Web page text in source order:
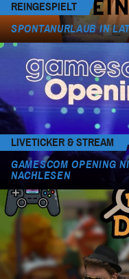
REINGESPIELT
SPONTANURLAUB IN
LIVETICKER & STREAM
GAMESCOM OPENING
NACHLESEN